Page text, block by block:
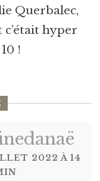
Querbalec,
c’était hyper
!
2022 À 14